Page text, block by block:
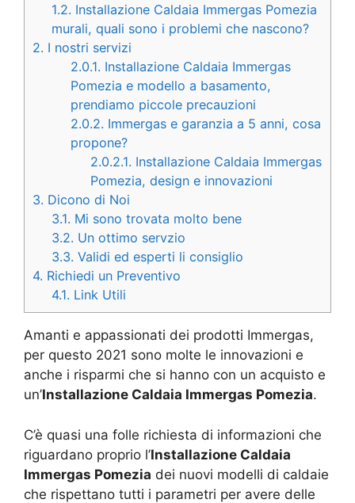
1.2. Installazione Caldaia Immergas Pomezia
murali, quali sono i problemi che nascono?
2. I nostri servizi
2.0.1. Installazione Caldaia Immergas
Pomezia e modello a basamento,
prendiamo piccole precauzioni
2.0.2. Immergas e garanzia a 5 anni, cosa
propone?
2.0.2.1. Installazione Caldaia Immergas
Pomezia, design e innovazioni
3. Dicono di Noi
3.1. Mi sono trovata molto bene
3.2. Un ottimo servzio
3.3. Validi ed esperti li consiglio
4. Richiedi un Preventivo
4.1. Link Utili
Amanti e appassionati dei prodotti Immergas,
per questo 2021 sono molte le innovazioni e
anche i risparmi che si hanno con un acquisto e
un’Installazione Caldaia Immergas Pomezia.
C’è quasi una folle richiesta di informazioni che
riguardano proprio l’Installazione Caldaia
Immergas Pomezia dei nuovi modelli di caldaie
che rispettano tutti i parametri per avere delle